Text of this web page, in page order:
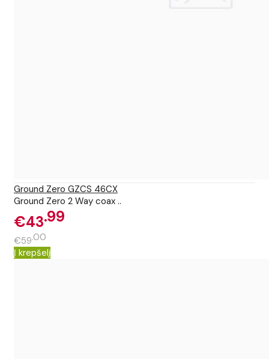
Ground Zero GZCS 46CX
Ground Zero 2 Way coax ..
€43 99
€59 00
Į krepšelį